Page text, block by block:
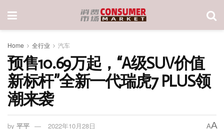
Home 全行业 汽车
预售10.69万起，“A级SUV价值
新标杆”全新一代瑞虎7 PLUS领
潮来袭
by 平平 2022年10月28日 AA